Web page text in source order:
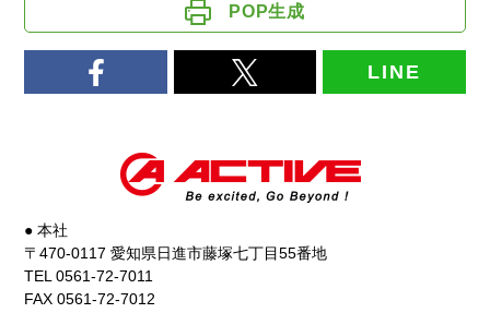
POP生成
LINE
● 本社
〒470-0117 愛知県日進市藤塚七丁目55番地
TEL 0561-72-7011
FAX 0561-72-7012